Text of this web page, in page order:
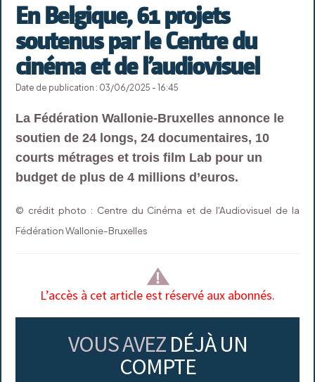
En Belgique, 61 projets
soutenus par le Centre du
cinéma et de l’audiovisuel
Date de publication : 03/06/2025 - 16:45
La Fédération Wallonie-Bruxelles annonce le
soutien de 24 longs, 24 documentaires, 10
courts métrages et trois film Lab pour un
budget de plus de 4 millions d’euros.
© crédit photo : Centre du Cinéma et de l'Audiovisuel de la
Fédération Wallonie-Bruxelles
L’accès à cet article est réservé aux abonnés.
VOUS AVEZ DÉJÀ UN
COMPTE